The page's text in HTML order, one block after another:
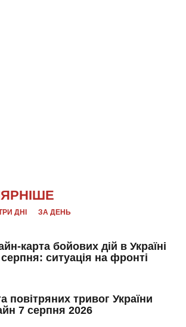
ДНІ ЗА ДЕНЬ
карта бойових дій в Україні
ситуація на фронті
повітряних тривог України
7 серпня 2026